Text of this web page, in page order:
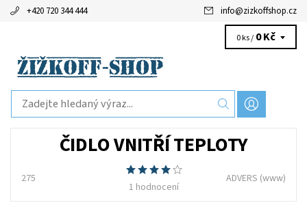
+420 720 344 444 info@zizkoffshop.cz
0 ks / 0 Kč
ČIDLO VNITŘÍ TEPLOTY
275
1 hodnocení
ADVERS (www)